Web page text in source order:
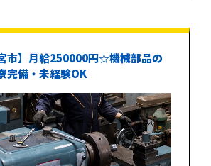
市】月給250000円☆機械部品の
完備・未経験OK